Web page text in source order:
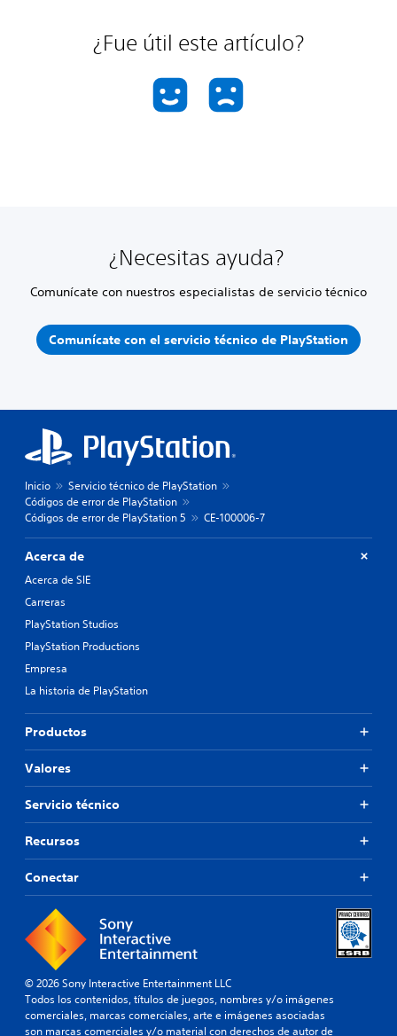
¿Fue útil este artículo?
¿Necesitas ayuda?
Comunícate con nuestros especialistas de servicio técnico
Comunícate con el servicio técnico de PlayStation
Inicio
Servicio técnico de PlayStation
Códigos de error de PlayStation
Códigos de error de PlayStation 5
CE-100006-7
Acerca de
Acerca de SIE
Carreras
PlayStation Studios
PlayStation Productions
Empresa
La historia de PlayStation
Productos
Valores
Servicio técnico
Recursos
Conectar
© 2026 Sony Interactive Entertainment LLC
Todos los contenidos, títulos de juegos, nombres y/o imágenes
comerciales, marcas comerciales, arte e imágenes asociadas
son marcas comerciales y/o material con derechos de autor de